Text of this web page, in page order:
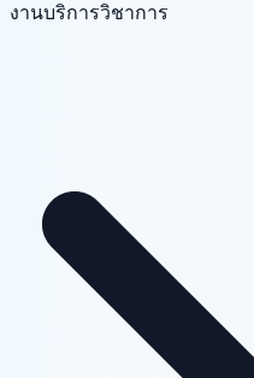
งานบริการวิชาการ